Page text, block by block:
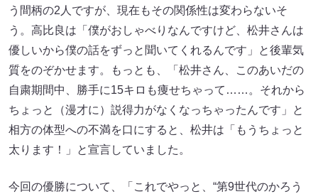
う間柄の2人ですが、現在もその関係性は変わらないそ
う。高比良は「僕がおしゃべりなんですけど、松井さんは
優しいから僕の話をずっと聞いてくれるんです」と後輩気
質をのぞかせます。もっとも、「松井さん、このあいだの
自粛期間中、勝手に15キロも痩せちゃって……。それから
ちょっと（漫才に）説得力がなくなっちゃったんです」と
相方の体型への不満を口にすると、松井は「もうちょっと
太ります！」と宣言していました。
今回の優勝について、「これでやっと、“第9世代のかろう